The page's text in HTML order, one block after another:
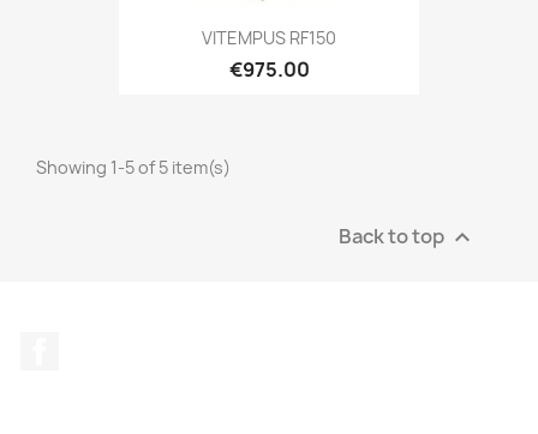
VITEMPUS RF150
€975.00
Showing 1-5 of 5 item(s)
Back to top 